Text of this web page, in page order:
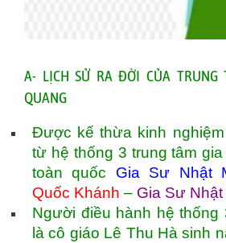
A- LỊCH SỬ RA ĐỜI CỦA TRUNG
QUANG
Được kế thừa kinh
từ hệ thống 3 trung tâm
toàn quốc Gia Sư Nhật
Quốc Khánh – Gia Sư Nhật
Người điều hành hệ thống
là cô giáo Lê Thu Hà sinh